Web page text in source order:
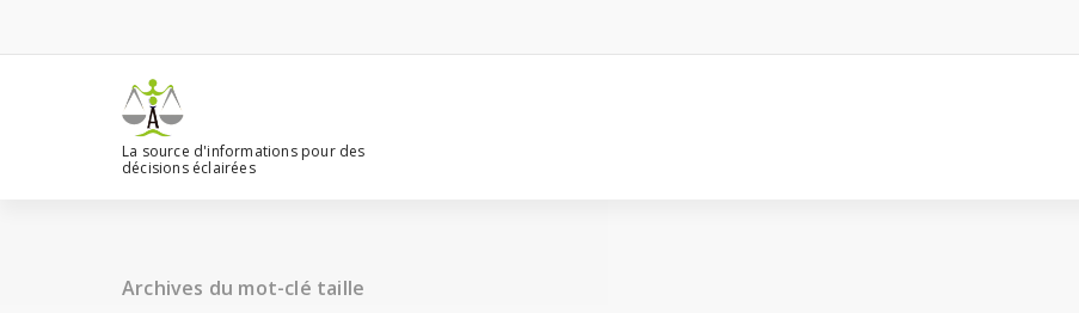
contenu
La source d'informations pour des
décisions éclairées
Archives du mot-clé taille